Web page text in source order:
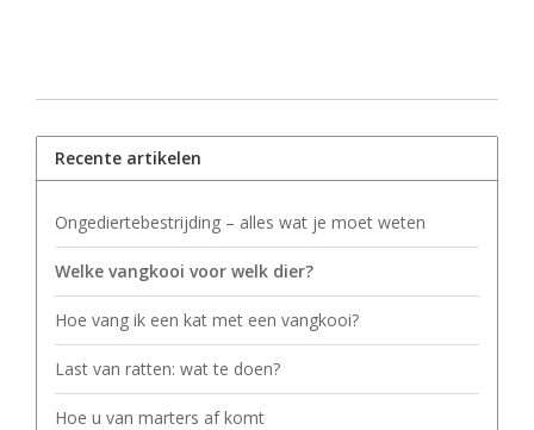
Recente artikelen
Ongediertebestrijding – alles wat je moet weten
Welke vangkooi voor welk dier?
Hoe vang ik een kat met een vangkooi?
Last van ratten: wat te doen?
Hoe u van marters af komt